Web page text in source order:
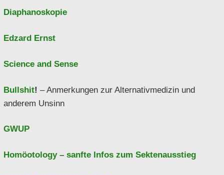
Diaphanoskopie
Edzard Ernst
Science and Sense
Bullshit! – Anmerkungen zur Alternativmedizin und
anderem Unsinn
GWUP
Homöotology – sanfte Infos zum Sektenausstieg